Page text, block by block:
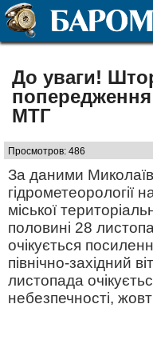
До уваги!
МТГ
Просмотров: 486
За даними
гідрометеорології
міської
половині 28
очікується
північно-західний
листопада
небезпечності,